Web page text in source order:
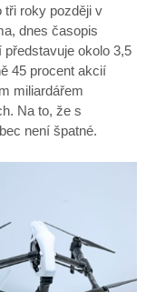
tři roky později v
dnes časopis
představuje okolo 3,5
45 procent akcií
miliardářem
Na to, že s
není špatné.